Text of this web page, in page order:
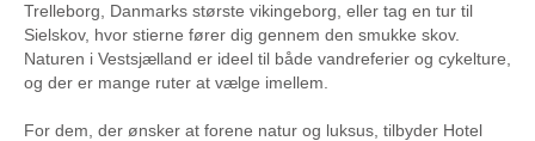
Trelleborg, Danmarks største vikingeborg, eller tag en tur til
Sielskov, hvor stierne fører dig gennem den smukke skov.
Naturen i Vestsjælland er ideel til både vandreferier og cykelture,
og der er mange ruter at vælge imellem.
For dem, der ønsker at forene natur og luksus, tilbyder Hotel